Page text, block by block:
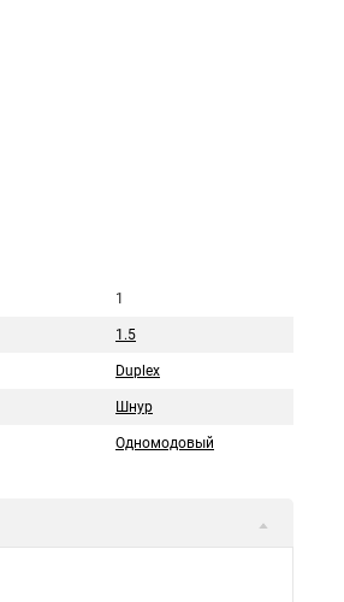
1
1.5
Duplex
Шнур
Одномодовый